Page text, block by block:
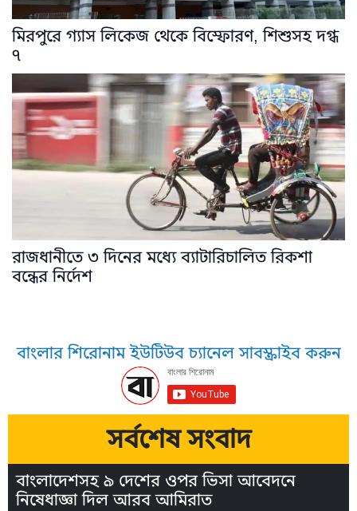
মিরপুরে গ্যাস লিকেজ থেকে বিস্ফোরণ, শিশুসহ দগ্ধ
৭
রাজধানীতে ৩ দিনের মধ্যে ব্যাটারিচালিত রিকশা
বন্ধের নির্দেশ
বাংলার শিরোনাম ইউটিউব চ্যানেল সাবস্ক্রাইব করুন
সর্বশেষ সংবাদ
বাংলাদেশসহ ৯ দেশের ওপর ভিসা আবেদনে
নিষেধাজ্ঞা দিল আরব আমিরাত